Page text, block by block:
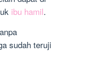
ibu hamil.
sudah teruji